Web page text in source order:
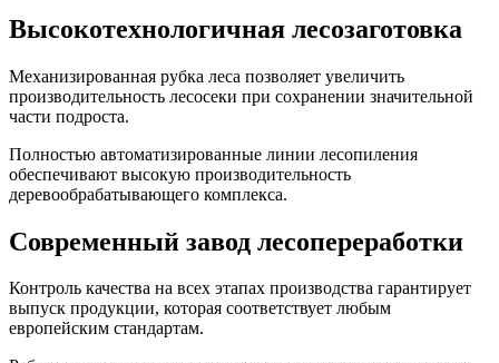
Высоко­технологичная лесозаготовка
Механизированная рубка леса позволяет увеличить
производительность лесосеки при сохранении значительной
части подроста.
Полностью автоматизированные линии лесопиления
обеспечивают высокую производительность
деревообрабатывающего комплекса.
Современный завод лесо­переработки
Контроль качества на всех этапах производства гарантирует
выпуск продукции, которая соответствует любым
европейским стандартам.